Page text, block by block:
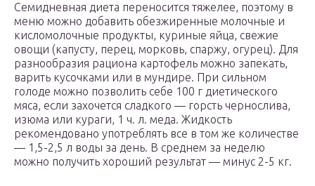
Семидневная диета переносится тяжелее, поэтому в
меню можно добавить обезжиренные молочные и
кисломолочные продукты, куриные яйца, свежие
овощи (капусту, перец, морковь, спаржу, огурец). Для
разнообразия рациона картофель можно запекать,
варить кусочками или в мундире. При сильном
голоде можно позволить себе 100 г диетического
мяса, если захочется сладкого — горсть чернослива,
изюма или кураги, 1 ч. л. меда. Жидкость
рекомендовано употреблять все в том же количестве
— 1,5-2,5 л воды за день. В среднем за неделю
можно получить хороший результат — минус 2-5 кг.